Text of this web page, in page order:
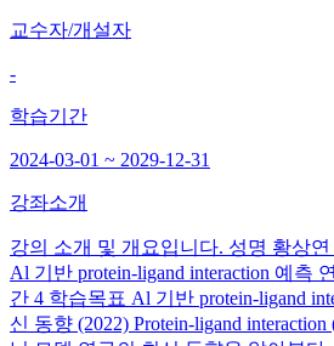
교수자/개설자
-
학습기간
2024-03-01 ~ 2029-12-31
강좌소개
강의 소개 및 개요입니다. 성명 황상
Al 기반 protein-ligand interaction 예측
간 4 학습목표 Al 기반 protein-ligand
신 동향 (2022) Protein-ligand